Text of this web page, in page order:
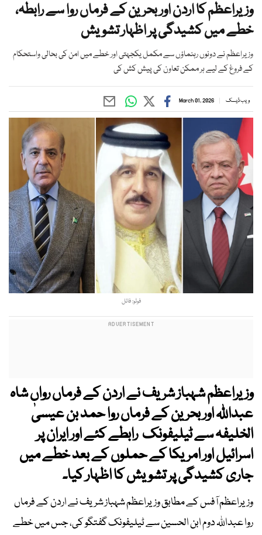
وزیراعظم کا اردن اور بحرین کے فرماں روا سے رابطہ،
خطے میں کشیدگی پر اظہار تشویش
وزیراعظم نے دونوں رہنماؤں سے مکمل یکجہتی اور خطے میں امن کی بحالی واستحکام
کے فروغ کے لیے ہر ممکن تعاون کی پیش کش کی
ویب ڈیسک March 01, 2026
فوٹو: فائل
وزیراعظم شہباز شریف نے اردن کے فرماں رواں شاہ
عبداللہ اور بحرین کے فرماں روا حمد بن عیسیٰ
الخلیفہ سے ٹیلیفونک رابطے کئے اور ایران پر
اسرائیل اور امریکا کے حملوں کے بعد خطے میں
جاری کشیدگی پر تشویش کا اظہار کیا۔
وزیراعظم آفس کے مطابق وزیراعظم شہباز شریف نے اردن کے فرماں
روا عبداللہ دوم ابن الحسین سے ٹیلیفونک گفتگو کی، جس میں خطے